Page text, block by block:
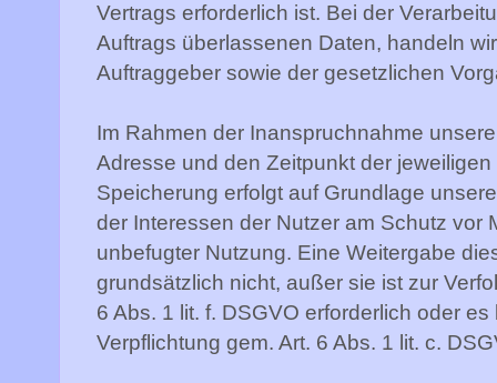
Vertrags erforderlich ist. Bei der
Auftrags überlassenen Daten, handeln
Auftraggeber sowie der gesetzlichen
Im Rahmen der Inanspruchnahme
Adresse und den Zeitpunkt der
Speicherung erfolgt auf Grundlage
der Interessen der Nutzer am Schutz vor
unbefugter Nutzung. Eine Weitergabe
grundsätzlich nicht, außer sie ist zur
6 Abs. 1 lit. f. DSGVO erforderlich oder
Verpflichtung gem. Art. 6 Abs. 1 lit. c.